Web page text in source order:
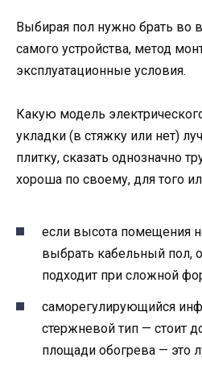
Выбирая пол нужно брать во
самого устройства, метод
эксплуатационные условия.
Какую модель
укладки (в стяжку или нет)
плитку, сказать однозначно
хороша по своему, для того
если высота помещения
выбрать кабельный пол,
подходит при сложной
саморегулирующийся
стержневой тип — стоит
площади обогрева — это